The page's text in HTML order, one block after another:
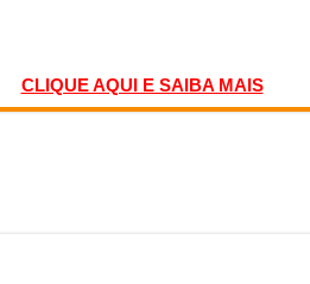
CLIQUE AQUI E SAIBA MAIS